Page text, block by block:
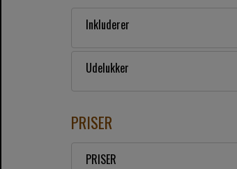
Inkluderer
Udelukker
PRISER
PRISER